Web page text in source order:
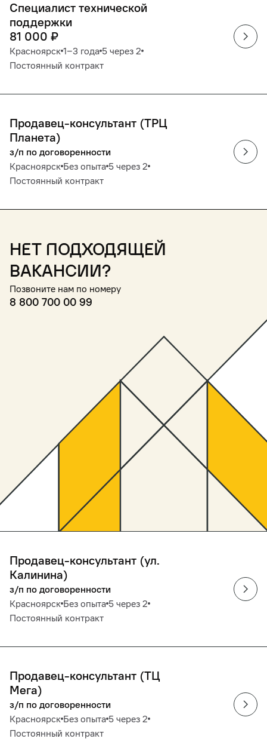
Специалист технической
поддержки
81 000 ₽
Красноярск 1‒3 года 5 через 2
Постоянный контракт
Продавец-консультант (ТРЦ
Планета)
з/п по договоренности
Красноярск Без опыта 5 через 2
Постоянный контракт
Нет подходящей
вакансии?
Позвоните нам по номеру
8 800 700 00 99
Продавец-консультант (ул.
Калинина)
з/п по договоренности
Красноярск Без опыта 5 через 2
Постоянный контракт
Продавец-консультант (ТЦ
Мега)
з/п по договоренности
Красноярск Без опыта 5 через 2
Постоянный контракт